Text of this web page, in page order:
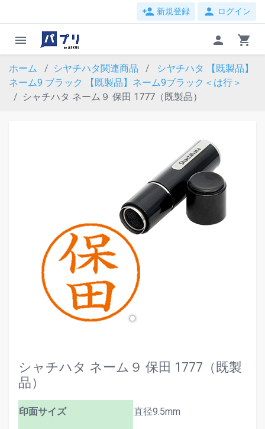
person_add 新規登録 person ログイン
menu person shopping_cart
ホーム シヤチハタ関連商品
シヤチハタ 【既製品】
ネーム9 ブラック
【既製品】ネーム9ブラック＜は行＞
シャチハタ ネーム９ 保田 1777（既製品）
シャチハタ ネーム９ 保田 1777（既製
品）
印面サイズ 直径9.5mm